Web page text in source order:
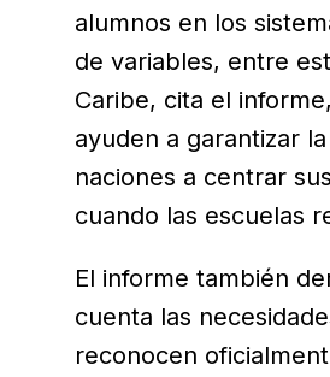
alumnos en los
de variables, entre
Caribe, cita el
ayuden a garantizar
naciones a centrar
cuando las escuelas
El informe también
cuenta las
reconocen